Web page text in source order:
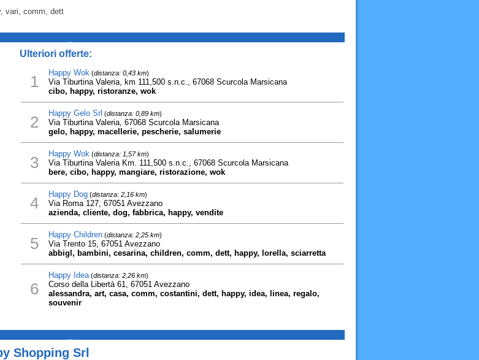
vari, comm, dett
Ulteriori offerte:
1 Happy Wok (distanza: 0,43 km)
Via Tiburtina Valeria, km 111,500 s.n.c., 67068 Scurcola Marsicana
cibo, happy, ristoranze, wok
2 Happy Gelo Srl (distanza: 0,89 km)
Via Tiburtina Valeria, 67068 Scurcola Marsicana
gelo, happy, macellerie, pescherie, salumerie
3 Happy Wok (distanza: 1,57 km)
Via Tiburtina Valeria Km. 111,500 s.n.c., 67068 Scurcola Marsicana
bere, cibo, happy, mangiare, ristorazione, wok
4 Happy Dog(distanza: 2,16 km)
Via Roma 127, 67051 Avezzano
azienda, cliente, dog, fabbrica, happy, vendite
5 Happy Children(distanza: 2,25 km)
Via Trento 15, 67051 Avezzano
abbigl, bambini, cesarina, children, comm, dett, happy, lorella, sciarretta
6
Happy Idea(distanza: 2,26 km)
Corso della Libertà 61, 67051 Avezzano
alessandra, art, casa, comm, costantini, dett, happy, idea, linea, regalo,
souvenir
Shopping Srl